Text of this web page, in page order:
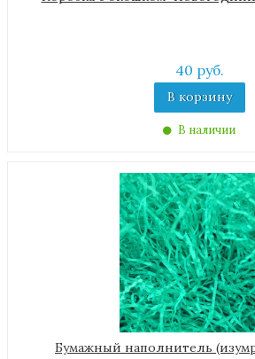
40 руб.
В корзину
В наличии
Бумажный наполнитель